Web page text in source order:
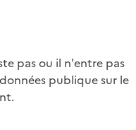
pas ou il n'entre pas
publique sur le